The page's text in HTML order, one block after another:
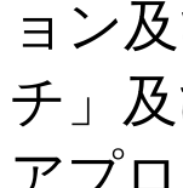
ョン
チ」